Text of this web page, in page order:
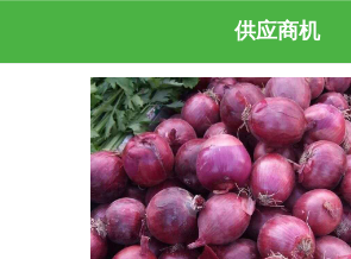
供应商机